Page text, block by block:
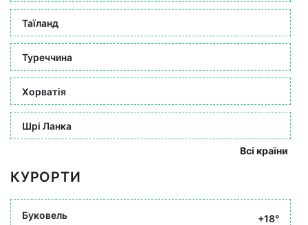
Таїланд
Туреччина
Хорватія
Шрі Ланка
Всі країни
КУРОРТИ
Буковель +18°